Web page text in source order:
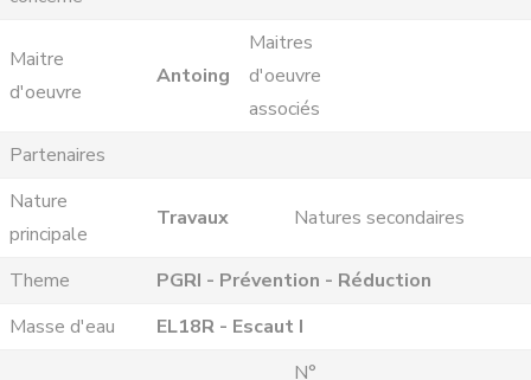
Maitre
d'oeuvre
Antoing
Maitres
d'oeuvre
associés
Partenaires
Nature
principale
Travaux Natures secondaires
Theme
PGRI - Prévention - Réduction
Masse d'eau
EL18R - Escaut I
N°